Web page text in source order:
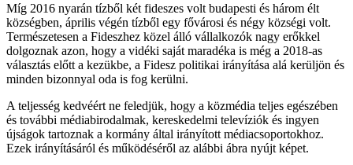
Míg 2016 nyarán tízből két fideszes volt budapesti és három élt
községben, április végén tízből egy fővárosi és négy községi volt.
Természetesen a Fideszhez közel álló vállalkozók nagy erőkkel
dolgoznak azon, hogy a vidéki saját maradéka is még a 2018-as
választás előtt a kezükbe, a Fidesz politikai irányítása alá kerüljön és
minden bizonnyal oda is fog kerülni.
A teljesség kedvéért ne feledjük, hogy a közmédia teljes egészében
és további médiabirodalmak, kereskedelmi televíziók és ingyen
újságok tartoznak a kormány által irányított médiacsoportokhoz.
Ezek irányításáról és működéséről az alábbi ábra nyújt képet.